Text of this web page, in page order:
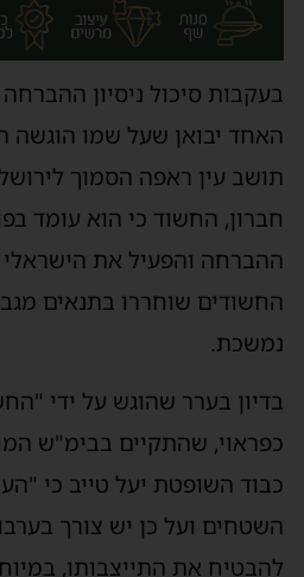
בעקבות סיכול ניסיון
האחד יבואן שעל שמו הוגשה
תושב עין ראפה הסמוך
חברון, החשוד כי הוא עומד
ההברחה והפעיל את
החשודים שוחררו בתנאים
נמשכת.
בדיון בערר שהוגש על ידי
כפראוי, שהתקיים בבימ"ש
כבוד השופטת יעל טייב כי
השטחים ועל כן יש צורך
להבטיח את התייצבותו,